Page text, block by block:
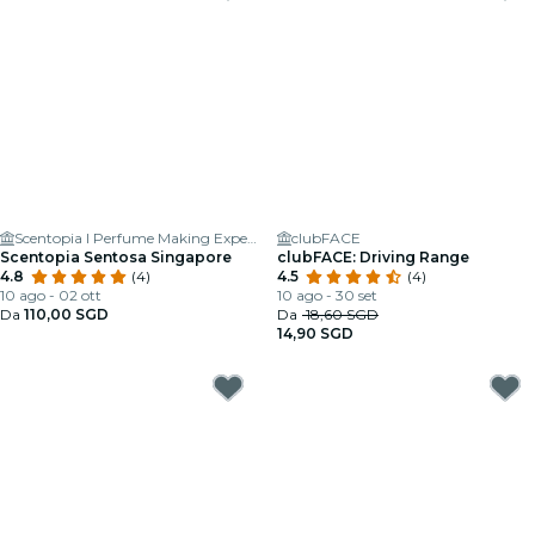
Scentopia I Perfume Making Experience I Sentosa
Scentopia Sentosa Singapore
4.8
(4)
10 ago - 02 ott
Da 110,00 SGD
clubFACE
clubFACE: Driving Range
4.5
(4)
10 ago - 30 set
Da 18,60 SGD
14,90 SGD